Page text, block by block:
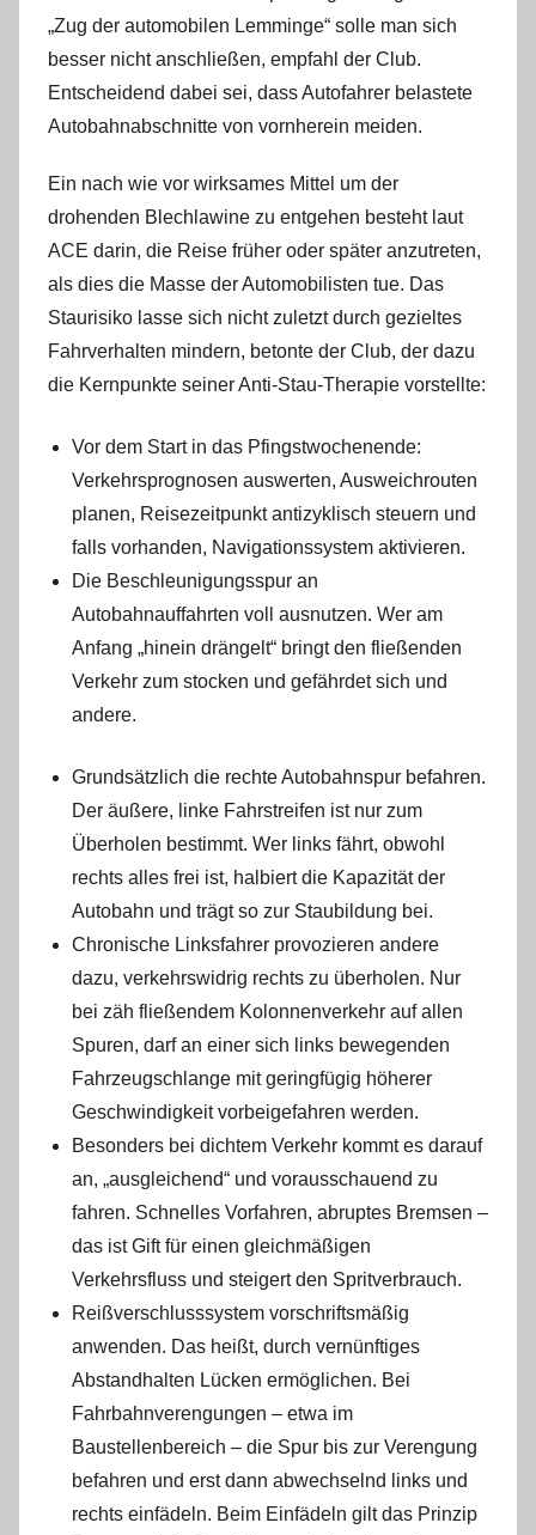
„Zug der automobilen Lemminge“ solle man sich
besser nicht anschließen, empfahl der Club.
Entscheidend dabei sei, dass Autofahrer belastete
Autobahnabschnitte von vornherein meiden.
Ein nach wie vor wirksames Mittel um der
drohenden Blechlawine zu entgehen besteht laut
ACE darin, die Reise früher oder später anzutreten,
als dies die Masse der Automobilisten tue. Das
Staurisiko lasse sich nicht zuletzt durch gezieltes
Fahrverhalten mindern, betonte der Club, der dazu
die Kernpunkte seiner Anti-Stau-Therapie vorstellte:
Vor dem Start in das Pfingstwochenende:
Verkehrsprognosen auswerten, Ausweichrouten
planen, Reisezeitpunkt antizyklisch steuern und
falls vorhanden, Navigationssystem aktivieren.
Die Beschleunigungsspur an
Autobahnauffahrten voll ausnutzen. Wer am
Anfang „hinein drängelt“ bringt den fließenden
Verkehr zum stocken und gefährdet sich und
andere.
Grundsätzlich die rechte Autobahnspur befahren.
Der äußere, linke Fahrstreifen ist nur zum
Überholen bestimmt. Wer links fährt, obwohl
rechts alles frei ist, halbiert die Kapazität der
Autobahn und trägt so zur Staubildung bei.
Chronische Linksfahrer provozieren andere
dazu, verkehrswidrig rechts zu überholen. Nur
bei zäh fließendem Kolonnenverkehr auf allen
Spuren, darf an einer sich links bewegenden
Fahrzeugschlange mit geringfügig höherer
Geschwindigkeit vorbeigefahren werden.
Besonders bei dichtem Verkehr kommt es darauf
an, „ausgleichend“ und vorausschauend zu
fahren. Schnelles Vorfahren, abruptes Bremsen –
das ist Gift für einen gleichmäßigen
Verkehrsfluss und steigert den Spritverbrauch.
Reißverschlusssystem vorschriftsmäßig
anwenden. Das heißt, durch vernünftiges
Abstandhalten Lücken ermöglichen. Bei
Fahrbahnverengungen – etwa im
Baustellenbereich – die Spur bis zur Verengung
befahren und erst dann abwechselnd links und
rechts einfädeln. Beim Einfädeln gilt das Prinzip